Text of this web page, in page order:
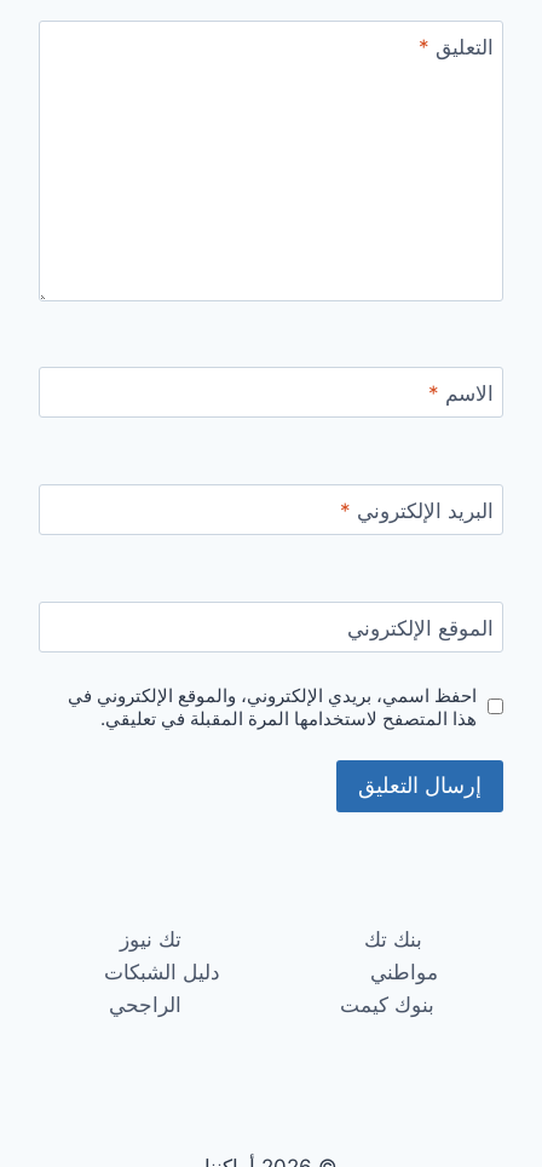
التعليق *
الاسم *
البريد الإلكتروني *
الموقع الإلكتروني
احفظ اسمي، بريدي الإلكتروني، والموقع الإلكتروني في
هذا المتصفح لاستخدامها المرة المقبلة في تعليقي.
بنك تك
تك نيوز
مواطني
دليل الشبكات
بنوك كيمت
الراجحي